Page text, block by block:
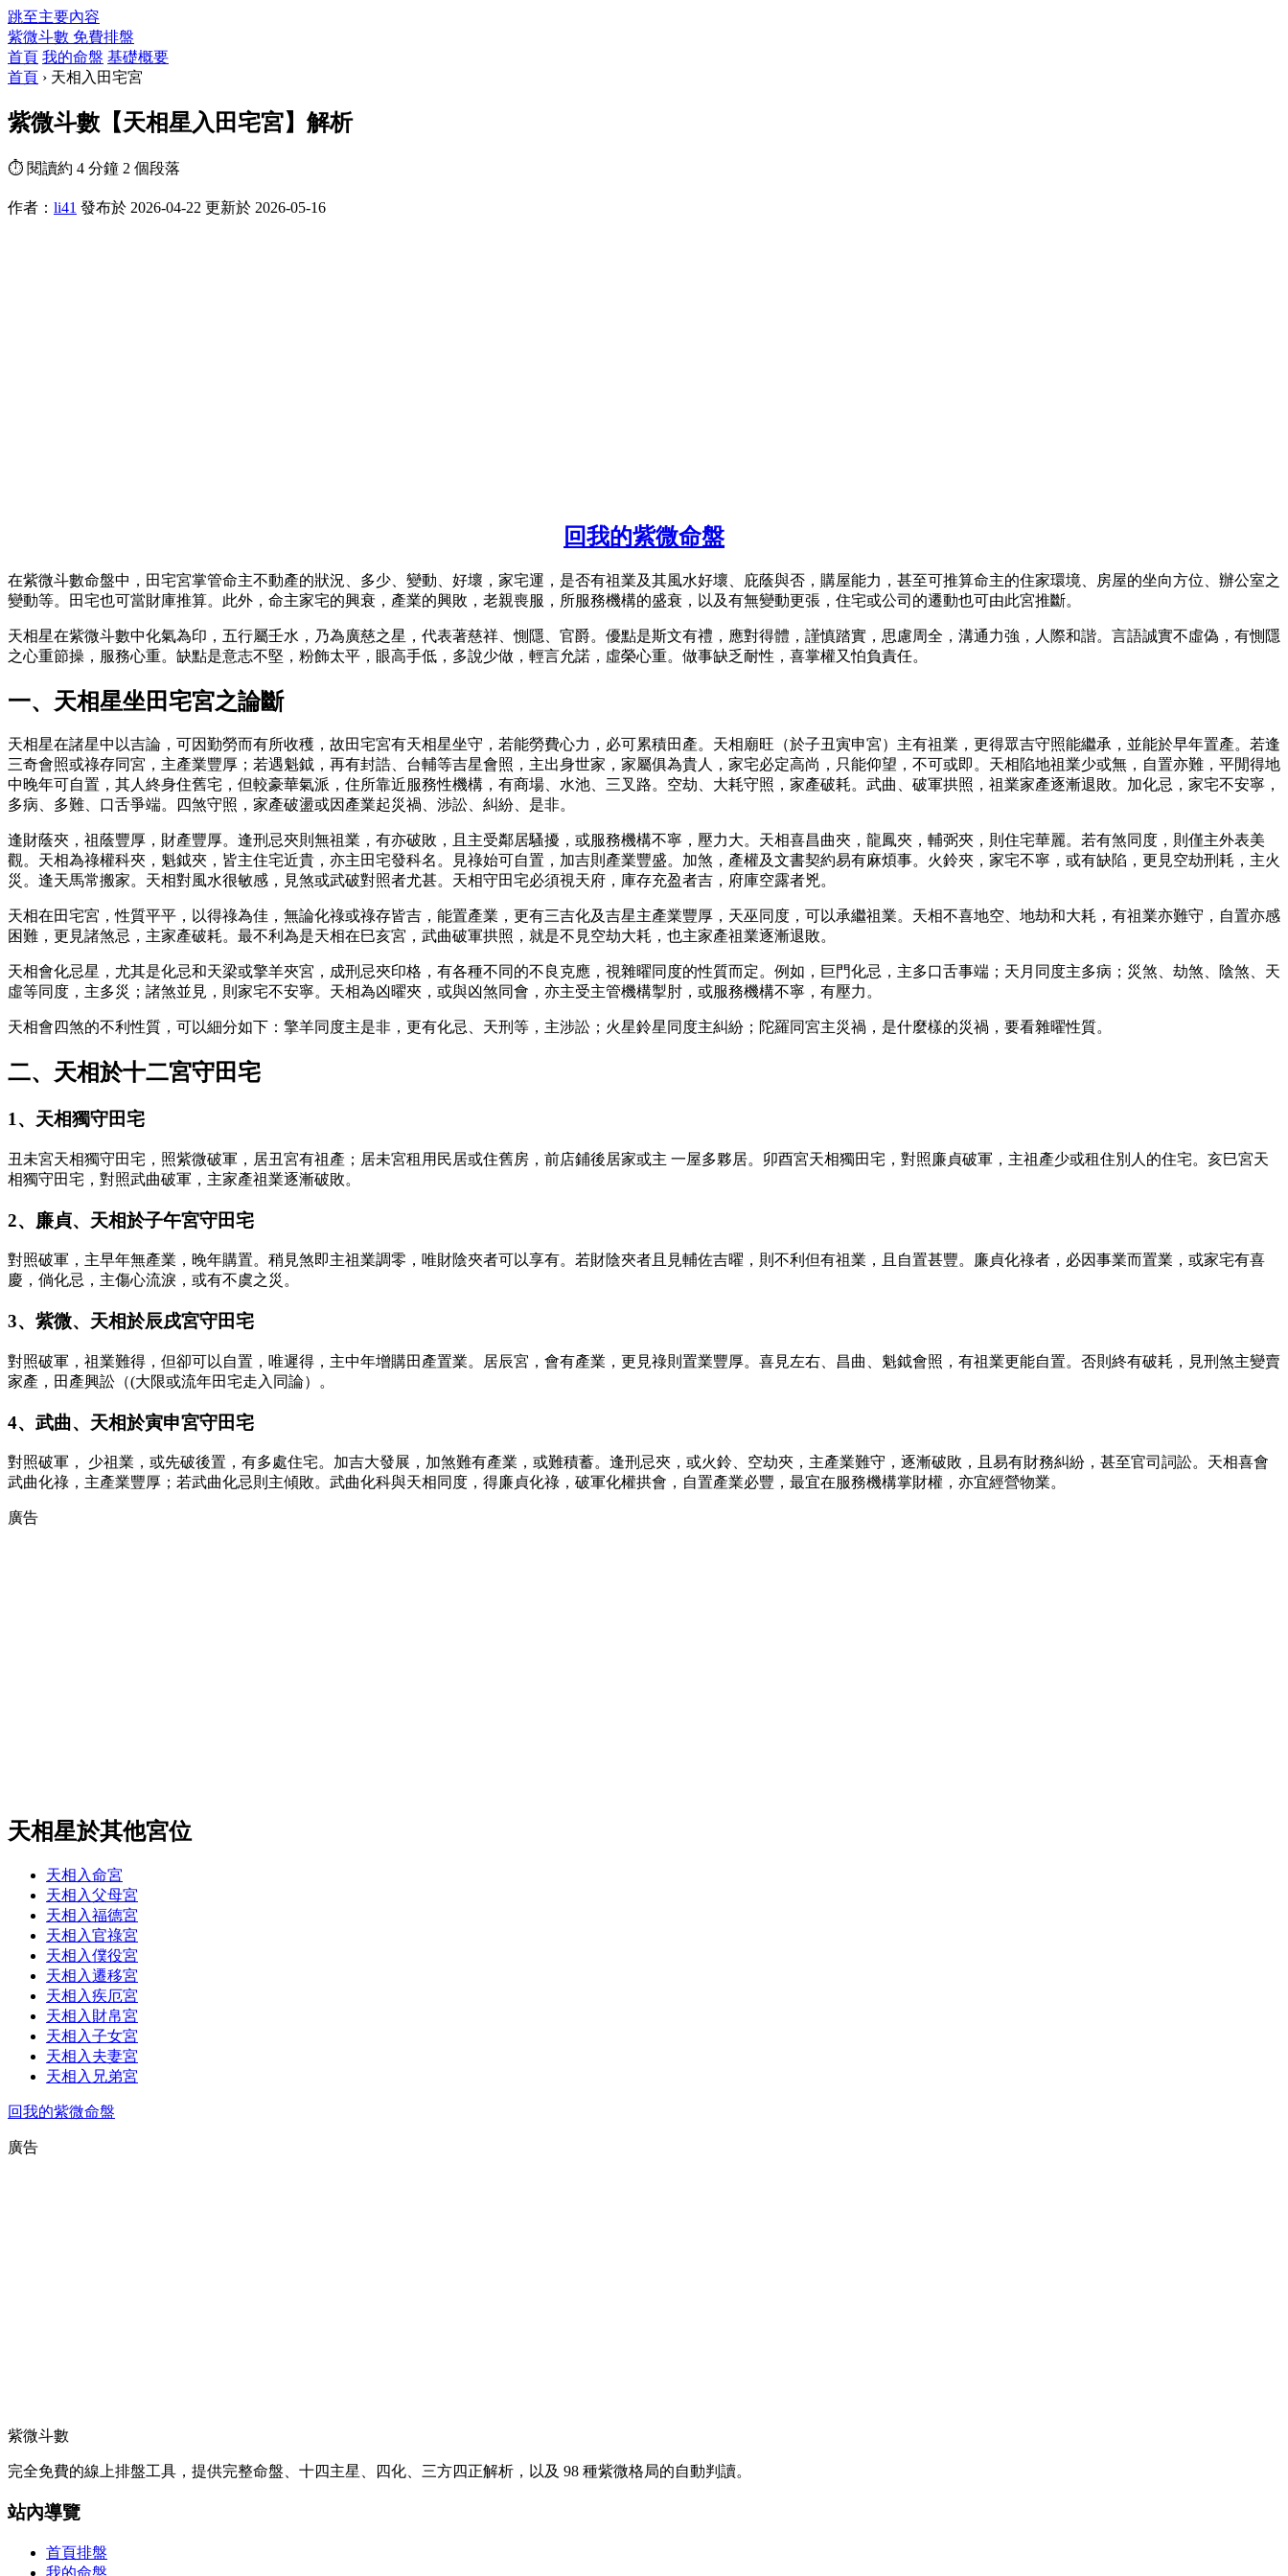
跳至主要內容
紫微斗數 免費排盤
首頁 我的命盤 基礎概要
首頁 › 天相入田宅宮
紫微斗數【天相星入田宅宮】解析
⏱ 閱讀約 4 分鐘 2 個段落
作者： li41 發布於 2026-04-22 更新於 2026-05-16
回我的紫微命盤
在紫微斗數命盤中，田宅宮掌管命主不動產的狀況、多少、變動、好壞，家宅運，是否有祖業及其風水好壞、庇蔭與否，購屋能力，甚至可推算命主的住家環境、房屋的坐向方位、辦公室之
變動等。田宅也可當財庫推算。此外，命主家宅的興衰，產業的興敗，老親喪服，所服務機構的盛衰，以及有無變動更張，住宅或公司的遷動也可由此宮推斷。
天相星在紫微斗數中化氣為印，五行屬壬水，乃為廣慈之星，代表著慈祥、惻隱、官爵。優點是斯文有禮，應對得體，謹慎踏實，思慮周全，溝通力強，人際和諧。言語誠實不虛偽，有惻隱
之心重節操，服務心重。缺點是意志不堅，粉飾太平，眼高手低，多說少做，輕言允諾，虛榮心重。做事缺乏耐性，喜掌權又怕負責任。
一、天相星坐田宅宮之論斷
天相星在諸星中以吉論，可因勤勞而有所收穫，故田宅宮有天相星坐守，若能勞費心力，必可累積田產。天相廟旺（於子丑寅申宮）主有祖業，更得眾吉守照能繼承，並能於早年置產。若逢
三奇會照或祿存同宮，主產業豐厚；若遇魁鉞，再有封誥、台輔等吉星會照，主出身世家，家屬俱為貴人，家宅必定高尚，只能仰望，不可或即。天相陷地祖業少或無，自置亦難，平閒得地
中晚年可自置，其人終身住舊宅，但較豪華氣派，住所靠近服務性機構，有商場、水池、三叉路。空劫、大耗守照，家產破耗。武曲、破軍拱照，祖業家產逐漸退敗。加化忌，家宅不安寧，
多病、多難、口舌爭端。四煞守照，家產破盪或因產業起災禍、涉訟、糾紛、是非。
逢財蔭夾，祖蔭豐厚，財產豐厚。逢刑忌夾則無祖業，有亦破敗，且主受鄰居騷擾，或服務機構不寧，壓力大。天相喜昌曲夾，龍鳳夾，輔弼夾，則住宅華麗。若有煞同度，則僅主外表美
觀。天相為祿權科夾，魁鉞夾，皆主住宅近貴，亦主田宅發科名。見祿始可自置，加吉則產業豐盛。加煞，產權及文書契約易有麻煩事。火鈴夾，家宅不寧，或有缺陷，更見空劫刑耗，主火
災。逢天馬常搬家。天相對風水很敏感，見煞或武破對照者尤甚。天相守田宅必須視天府，庫存充盈者吉，府庫空露者兇。
天相在田宅宮，性質平平，以得祿為佳，無論化祿或祿存皆吉，能置產業，更有三吉化及吉星主產業豐厚，天巫同度，可以承繼祖業。天相不喜地空、地劫和大耗，有祖業亦難守，自置亦感
困難，更見諸煞忌，主家產破耗。最不利為是天相在巳亥宮，武曲破軍拱照，就是不見空劫大耗，也主家產祖業逐漸退敗。
天相會化忌星，尤其是化忌和天梁或擎羊夾宮，成刑忌夾印格，有各種不同的不良克應，視雜曜同度的性質而定。例如，巨門化忌，主多口舌事端；天月同度主多病；災煞、劫煞、陰煞、天
虛等同度，主多災；諸煞並見，則家宅不安寧。天相為凶曜夾，或與凶煞同會，亦主受主管機構掣肘，或服務機構不寧，有壓力。
天相會四煞的不利性質，可以細分如下：擎羊同度主是非，更有化忌、天刑等，主涉訟；火星鈴星同度主糾紛；陀羅同宮主災禍，是什麼樣的災禍，要看雜曜性質。
二、天相於十二宮守田宅
1、天相獨守田宅
丑未宮天相獨守田宅，照紫微破軍，居丑宮有祖產；居未宮租用民居或住舊房，前店鋪後居家或主 一屋多夥居。卯酉宮天相獨田宅，對照廉貞破軍，主祖產少或租住別人的住宅。亥巳宮天
相獨守田宅，對照武曲破軍，主家產祖業逐漸破敗。
2、廉貞、天相於子午宮守田宅
對照破軍，主早年無產業，晚年購置。稍見煞即主祖業調零，唯財陰夾者可以享有。若財陰夾者且見輔佐吉曜，則不利但有祖業，且自置甚豐。廉貞化祿者，必因事業而置業，或家宅有喜
慶，倘化忌，主傷心流淚，或有不虞之災。
3、紫微、天相於辰戌宮守田宅
對照破軍，祖業難得，但卻可以自置，唯遲得，主中年增購田產置業。居辰宮，會有產業，更見祿則置業豐厚。喜見左右、昌曲、魁鉞會照，有祖業更能自置。否則終有破耗，見刑煞主變賣
家產，田產興訟（(大限或流年田宅走入同論）。
4、武曲、天相於寅申宮守田宅
對照破軍， 少祖業，或先破後置，有多處住宅。加吉大發展，加煞難有產業，或難積蓄。逢刑忌夾，或火鈴、空劫夾，主產業難守，逐漸破敗，且易有財務糾紛，甚至官司詞訟。天相喜會
武曲化祿，主產業豐厚；若武曲化忌則主傾敗。武曲化科與天相同度，得廉貞化祿，破軍化權拱會，自置產業必豐，最宜在服務機構掌財權，亦宜經營物業。
廣告
天相星於其他宮位
天相入命宮
天相入父母宮
天相入福德宮
天相入官祿宮
天相入僕役宮
天相入遷移宮
天相入疾厄宮
天相入財帛宮
天相入子女宮
天相入夫妻宮
天相入兄弟宮
回我的紫微命盤
廣告
紫微斗數
完全免費的線上排盤工具，提供完整命盤、十四主星、四化、三方四正解析，以及 98 種紫微格局的自動判讀。
站內導覽
首頁排盤
我的命盤